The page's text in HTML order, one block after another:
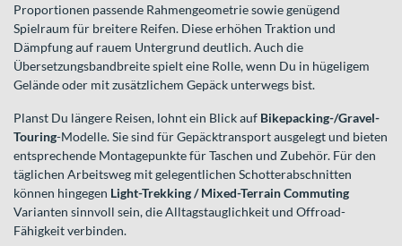
Proportionen passende Rahmengeometrie sowie genügend
Spielraum für breitere Reifen. Diese erhöhen Traktion und
Dämpfung auf rauem Untergrund deutlich. Auch die
Übersetzungsbandbreite spielt eine Rolle, wenn Du in hügeligem
Gelände oder mit zusätzlichem Gepäck unterwegs bist.
Planst Du längere Reisen, lohnt ein Blick auf Bikepacking-/Gravel-
Touring-Modelle. Sie sind für Gepäcktransport ausgelegt und bieten
entsprechende Montagepunkte für Taschen und Zubehör. Für den
täglichen Arbeitsweg mit gelegentlichen Schotterabschnitten
können hingegen Light-Trekking / Mixed-Terrain Commuting
Varianten sinnvoll sein, die Alltagstauglichkeit und Offroad-
Fähigkeit verbinden.